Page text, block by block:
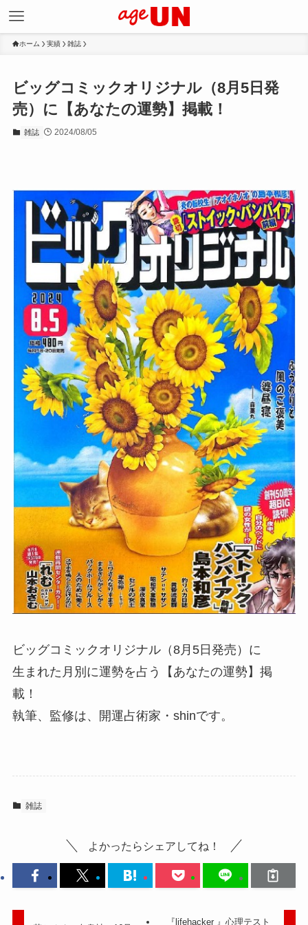
ホーム 実績 雑誌
ビッグコミックオリジナル（8月5日発
売）に【あなたの運勢】掲載！
雑誌 2024/08/05
ビッグコミックオリジナル（8月5日発売）に
生まれた月別に運勢を占う【あなたの運勢】掲
載！
執筆、監修は、開運占術家・shinです。
雑誌
よかったらシェアしてね！
『lifehacker 』心理テスト